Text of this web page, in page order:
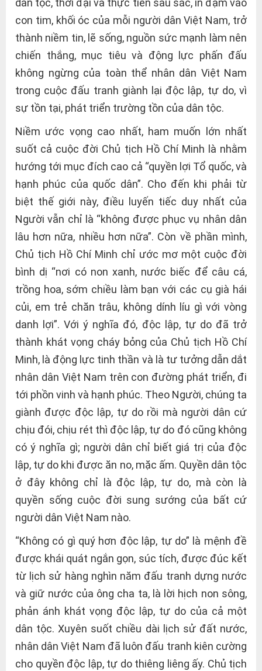
dân tộc, thời đại và thực tiễn sâu sắc, in đậm vào
con tim, khối óc của mỗi người dân Việt Nam, trở
thành niềm tin, lẽ sống, nguồn sức mạnh làm nên
chiến thắng, mục tiêu và động lực phấn đấu
không ngừng của toàn thể nhân dân Việt Nam
trong cuộc đấu tranh giành lại độc lập, tự do, vì
sự tồn tại, phát triển trường tồn của dân tộc.
Niềm ước vọng cao nhất, ham muốn lớn nhất
suốt cả cuộc đời Chủ tịch Hồ Chí Minh là nhằm
hướng tới mục đích cao cả “quyền lợi Tổ quốc, và
hạnh phúc của quốc dân”. Cho đến khi phải từ
biệt thế giới này, điều luyến tiếc duy nhất của
Người vẫn chỉ là “không được phục vụ nhân dân
lâu hơn nữa, nhiều hơn nữa”. Còn về phần mình,
Chủ tịch Hồ Chí Minh chỉ ước mơ một cuộc đời
bình dị “nơi có non xanh, nước biếc để câu cá,
trồng hoa, sớm chiều làm bạn với các cụ già hái
củi, em trẻ chăn trâu, không dính líu gì với vòng
danh lợi”. Với ý nghĩa đó, độc lập, tự do đã trở
thành khát vọng cháy bỏng của Chủ tịch Hồ Chí
Minh, là động lực tinh thần và là tư tưởng dẫn dắt
nhân dân Việt Nam trên con đường phát triển, đi
tới phồn vinh và hạnh phúc. Theo Người, chúng ta
giành được độc lập, tự do rồi mà người dân cứ
chịu đói, chịu rét thì độc lập, tự do đó cũng không
có ý nghĩa gì; người dân chỉ biết giá trị của độc
lập, tự do khi được ăn no, mặc ấm. Quyền dân tộc
ở đây không chỉ là độc lập, tự do, mà còn là
quyền sống cuộc đời sung sướng của bất cứ
người dân Việt Nam nào.
“Không có gì quý hơn độc lập, tự do” là mệnh đề
được khái quát ngắn gọn, súc tích, được đúc kết
từ lịch sử hàng nghìn năm đấu tranh dựng nước
và giữ nước của ông cha ta, là lời hịch non sông,
phản ánh khát vọng độc lập, tự do của cả một
dân tộc. Xuyên suốt chiều dài lịch sử đất nước,
nhân dân Việt Nam đã luôn đấu tranh kiên cường
cho quyền độc lập, tự do thiêng liêng ấy. Chủ tịch